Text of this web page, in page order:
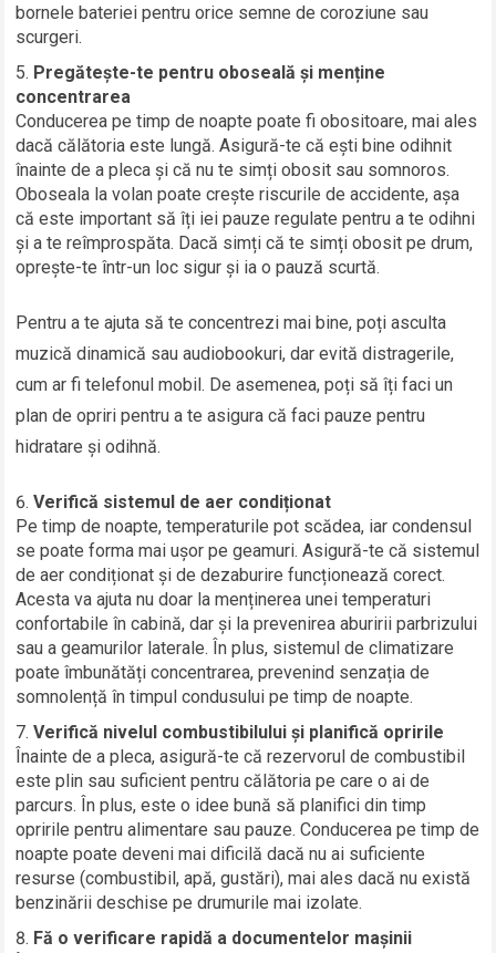
bornele bateriei pentru orice semne de coroziune sau
scurgeri.
Pregătește-te pentru oboseală și menține
concentrarea
Conducerea pe timp de noapte poate fi obositoare, mai ales
dacă călătoria este lungă. Asigură-te că ești bine odihnit
înainte de a pleca și că nu te simți obosit sau somnoros.
Oboseala la volan poate crește riscurile de accidente, așa
că este important să îți iei pauze regulate pentru a te odihni
și a te reîmprospăta. Dacă simți că te simți obosit pe drum,
oprește-te într-un loc sigur și ia o pauză scurtă.
Pentru a te ajuta să te concentrezi mai bine, poți asculta
muzică dinamică sau audiobookuri, dar evită distragerile,
cum ar fi telefonul mobil. De asemenea, poți să îți faci un
plan de opriri pentru a te asigura că faci pauze pentru
hidratare și odihnă.
Verifică sistemul de aer condiționat
Pe timp de noapte, temperaturile pot scădea, iar condensul
se poate forma mai ușor pe geamuri. Asigură-te că sistemul
de aer condiționat și de dezaburire funcționează corect.
Acesta va ajuta nu doar la menținerea unei temperaturi
confortabile în cabină, dar și la prevenirea aburirii parbrizului
sau a geamurilor laterale. În plus, sistemul de climatizare
poate îmbunătăți concentrarea, prevenind senzația de
somnolență în timpul condusului pe timp de noapte.
Verifică nivelul combustibilului și planifică opririle
Înainte de a pleca, asigură-te că rezervorul de combustibil
este plin sau suficient pentru călătoria pe care o ai de
parcurs. În plus, este o idee bună să planifici din timp
opririle pentru alimentare sau pauze. Conducerea pe timp de
noapte poate deveni mai dificilă dacă nu ai suficiente
resurse (combustibil, apă, gustări), mai ales dacă nu există
benzinării deschise pe drumurile mai izolate.
Fă o verificare rapidă a documentelor mașinii